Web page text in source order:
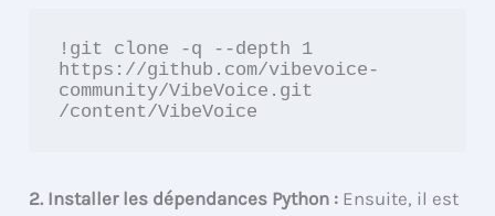
!git clone -q --depth 1
https://github.com/vibevoice-
community/VibeVoice.git
/content/VibeVoice
2. Installer les dépendances Python : Ensuite, il est